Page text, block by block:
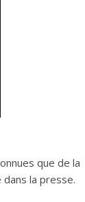
que de la
la presse.